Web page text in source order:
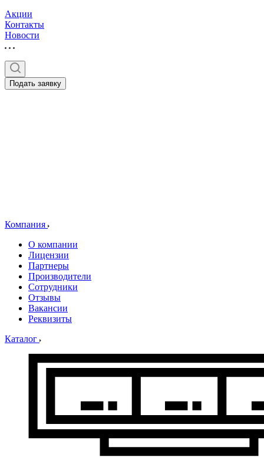
Акции
Контакты
Новости
Подать заявку
Компания
О компании
Лицензии
Партнеры
Производители
Сотрудники
Отзывы
Вакансии
Реквизиты
Каталог